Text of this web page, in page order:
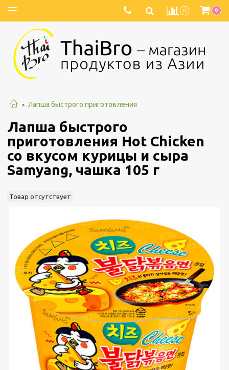
0 0
Лапша быстрого приготовления
Лапша быстрого
приготовления Hot Chicken
со вкусом курицы и сыра
Samyang, чашка 105 г
Товар отсутствует